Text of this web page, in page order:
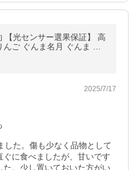
【光センサー選果保証】 高
ご ぐんま名月 ぐんま 名
訳あり 5kg 5キロ 送料無料
2025/7/17
した。傷も少なく品物として
に食べましたが、甘いです
。少し置いておいた方がい